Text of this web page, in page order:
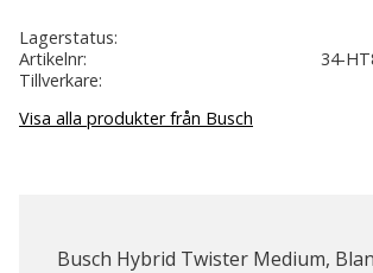
Lagerstatus
Artikelnr
34-
Tillverkare
Visa alla produkter från Busch
Busch Hybrid Twister Medium,